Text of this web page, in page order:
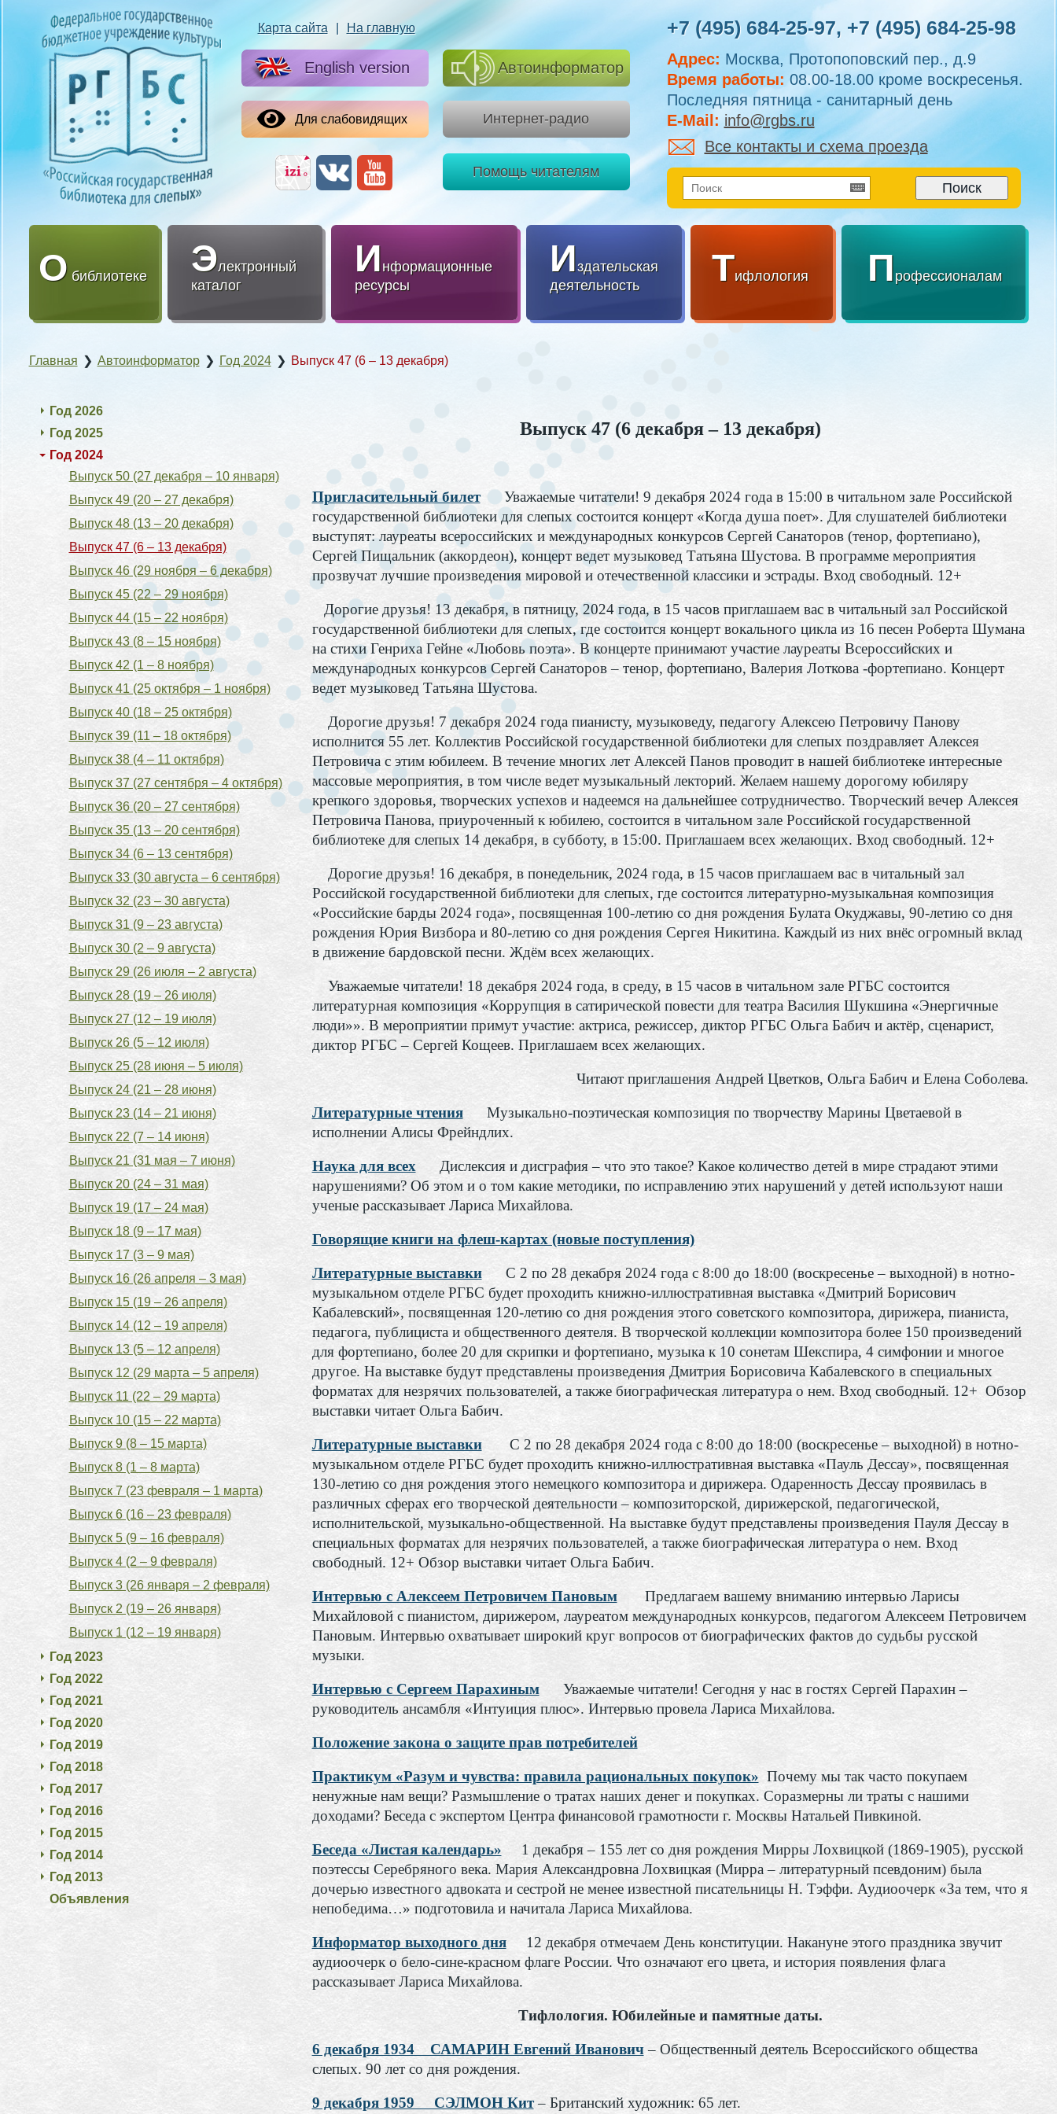
Карта сайта На главную
English version
Для слабовидящих
Автоинформатор
Интернет-радио
Помощь читателям
+7 (495) 684-25-97, +7 (495) 684-25-98
Адрес: Москва, Протопоповский пер., д.9
Время работы: 08.00-18.00 кроме воскресенья.
Последняя пятница - санитарный день
E-Mail: info@rgbs.ru
Все контакты и схема проезда
О библиотеке Электронный
каталог
Информационные
ресурсы
Издательская
деятельность
Тифлология Профессионалам
Главная ❯ Автоинформатор ❯ Год 2024 ❯ Выпуск 47 (6 – 13 декабря)
Выпуск 47 (6 декабря – 13 декабря)
Пригласительный билет
Уважаемые читатели! 9 декабря 2024 года в 15:00 в читальном зале Российской
государственной библиотеки для слепых состоится концерт «Когда душа поет». Для слушателей библиотеки
выступят: лауреаты всероссийских и международных конкурсов Сергей Санаторов (тенор, фортепиано),
Сергей Пищальник (аккордеон), концерт ведет музыковед Татьяна Шустова. В программе мероприятия
прозвучат лучшие произведения мировой и отечественной классики и эстрады. Вход свободный. 12+
Дорогие друзья! 13 декабря, в пятницу, 2024 года, в 15 часов приглашаем вас в читальный зал Российской
государственной библиотеки для слепых, где состоится концерт вокального цикла из 16 песен Роберта Шумана
на стихи Генриха Гейне «Любовь поэта». В концерте принимают участие лауреаты Всероссийских и
международных конкурсов Сергей Санаторов – тенор, фортепиано, Валерия Лоткова -фортепиано. Концерт
ведет музыковед Татьяна Шустова.
Дорогие друзья! 7 декабря 2024 года пианисту, музыковеду, педагогу Алексею Петровичу Панову
исполнится 55 лет. Коллектив Российской государственной библиотеки для слепых поздравляет Алексея
Петровича с этим юбилеем. В течение многих лет Алексей Панов проводит в нашей библиотеке интересные
массовые мероприятия, в том числе ведет музыкальный лекторий. Желаем нашему дорогому юбиляру
крепкого здоровья, творческих успехов и надеемся на дальнейшее сотрудничество. Творческий вечер Алексея
Петровича Панова, приуроченный к юбилею, состоится в читальном зале Российской государственной
библиотеке для слепых 14 декабря, в субботу, в 15:00. Приглашаем всех желающих. Вход свободный. 12+
Дорогие друзья! 16 декабря, в понедельник, 2024 года, в 15 часов приглашаем вас в читальный зал
Российской государственной библиотеки для слепых, где состоится литературно-музыкальная композиция
«Российские барды 2024 года», посвященная 100-летию со дня рождения Булата Окуджавы, 90-летию со дня
рождения Юрия Визбора и 80-летию со дня рождения Сергея Никитина. Каждый из них внёс огромный вклад
в движение бардовской песни. Ждём всех желающих.
Уважаемые читатели! 18 декабря 2024 года, в среду, в 15 часов в читальном зале РГБС состоится
литературная композиция «Коррупция в сатирической повести для театра Василия Шукшина «Энергичные
люди»». В мероприятии примут участие: актриса, режиссер, диктор РГБС Ольга Бабич и актёр, сценарист,
диктор РГБС – Сергей Кощеев. Приглашаем всех желающих.
Читают приглашения Андрей Цветков, Ольга Бабич и Елена Соболева.
Литературные чтения
Музыкально-поэтическая композиция по творчеству Марины Цветаевой в
исполнении Алисы Фрейндлих.
Наука для всех
Дислексия и дисграфия – что это такое? Какое количество детей в мире страдают этими
нарушениями? Об этом и о том какие методики, по исправлению этих нарушений у детей используют наши
ученые рассказывает Лариса Михайлова.
Говорящие книги на флеш-картах (новые поступления)
Литературные выставки
С 2 по 28 декабря 2024 года с 8:00 до 18:00 (воскресенье – выходной) в нотно-
музыкальном отделе РГБС будет проходить книжно-иллюстративная выставка «Дмитрий Борисович
Кабалевский», посвященная 120-летию со дня рождения этого советского композитора, дирижера, пианиста,
педагога, публициста и общественного деятеля. В творческой коллекции композитора более 150 произведений
для фортепиано, более 20 для скрипки и фортепиано, музыка к 10 сонетам Шекспира, 4 симфонии и многое
другое. На выставке будут представлены произведения Дмитрия Борисовича Кабалевского в специальных
форматах для незрячих пользователей, а также биографическая литература о нем. Вход свободный. 12+ Обзор
выставки читает Ольга Бабич.
Литературные выставки
С 2 по 28 декабря 2024 года с 8:00 до 18:00 (воскресенье – выходной) в нотно-
музыкальном отделе РГБС будет проходить книжно-иллюстративная выставка «Пауль Дессау», посвященная
130-летию со дня рождения этого немецкого композитора и дирижера. Одаренность Дессау проявилась в
различных сферах его творческой деятельности – композиторской, дирижерской, педагогической,
исполнительской, музыкально-общественной. На выставке будут представлены произведения Пауля Дессау в
специальных форматах для незрячих пользователей, а также биографическая литература о нем. Вход
свободный. 12+ Обзор выставки читает Ольга Бабич.
Интервью с Алексеем Петровичем ПановымПредлагаем вашему вниманию интервью Ларисы
Михайловой с пианистом, дирижером, лауреатом международных конкурсов, педагогом Алексеем Петровичем
Пановым. Интервью охватывает широкий круг вопросов от биографических фактов до судьбы русской
музыки.
Интервью с Сергеем ПарахинымУважаемые читатели! Сегодня у нас в гостях Сергей Парахин –
руководитель ансамбля «Интуиция плюс». Интервью провела Лариса Михайлова.
Положение закона о защите прав потребителей
Практикум «Разум и чувства: правила рациональных покупок» Почему мы так часто покупаем
ненужные нам вещи? Размышление о тратах наших денег и покупках. Соразмерны ли траты с нашими
доходами? Беседа с экспертом Центра финансовой грамотности г. Москвы Натальей Пивкиной.
Беседа «Листая календарь» 1 декабря – 155 лет со дня рождения Мирры Лохвицкой (1869-1905), русской
поэтессы Серебряного века. Мария Александровна Лохвицкая (Мирра – литературный псевдоним) была
дочерью известного адвоката и сестрой не менее известной писательницы Н. Тэффи. Аудиоочерк «За тем, что я
непобедима…» подготовила и начитала Лариса Михайлова.
Информатор выходного дня
12 декабря отмечаем День конституции. Накануне этого праздника звучит
аудиоочерк о бело-сине-красном флаге России. Что означают его цвета, и история появления флага
рассказывает Лариса Михайлова.
Тифлология. Юбилейные и памятные даты.
6 декабря 1934 САМАРИН Евгений Иванович– Общественный деятель Всероссийского общества
слепых. 90 лет со дня рождения.
9 декабря 1959 СЭЛМОН Кит– Британский художник: 65 лет.
Год 2026
Год 2025
Год 2024
Выпуск 50 (27 декабря – 10 января)
Выпуск 49 (20 – 27 декабря)
Выпуск 48 (13 – 20 декабря)
Выпуск 47 (6 – 13 декабря)
Выпуск 46 (29 ноября – 6 декабря)
Выпуск 45 (22 – 29 ноября)
Выпуск 44 (15 – 22 ноября)
Выпуск 43 (8 – 15 ноября)
Выпуск 42 (1 – 8 ноября)
Выпуск 41 (25 октября – 1 ноября)
Выпуск 40 (18 – 25 октября)
Выпуск 39 (11 – 18 октября)
Выпуск 38 (4 – 11 октября)
Выпуск 37 (27 сентября – 4 октября)
Выпуск 36 (20 – 27 сентября)
Выпуск 35 (13 – 20 сентября)
Выпуск 34 (6 – 13 сентября)
Выпуск 33 (30 августа – 6 сентября)
Выпуск 32 (23 – 30 августа)
Выпуск 31 (9 – 23 августа)
Выпуск 30 (2 – 9 августа)
Выпуск 29 (26 июля – 2 августа)
Выпуск 28 (19 – 26 июля)
Выпуск 27 (12 – 19 июля)
Выпуск 26 (5 – 12 июля)
Выпуск 25 (28 июня – 5 июля)
Выпуск 24 (21 – 28 июня)
Выпуск 23 (14 – 21 июня)
Выпуск 22 (7 – 14 июня)
Выпуск 21 (31 мая – 7 июня)
Выпуск 20 (24 – 31 мая)
Выпуск 19 (17 – 24 мая)
Выпуск 18 (9 – 17 мая)
Выпуск 17 (3 – 9 мая)
Выпуск 16 (26 апреля – 3 мая)
Выпуск 15 (19 – 26 апреля)
Выпуск 14 (12 – 19 апреля)
Выпуск 13 (5 – 12 апреля)
Выпуск 12 (29 марта – 5 апреля)
Выпуск 11 (22 – 29 марта)
Выпуск 10 (15 – 22 марта)
Выпуск 9 (8 – 15 марта)
Выпуск 8 (1 – 8 марта)
Выпуск 7 (23 февраля – 1 марта)
Выпуск 6 (16 – 23 февраля)
Выпуск 5 (9 – 16 февраля)
Выпуск 4 (2 – 9 февраля)
Выпуск 3 (26 января – 2 февраля)
Выпуск 2 (19 – 26 января)
Выпуск 1 (12 – 19 января)
Год 2023
Год 2022
Год 2021
Год 2020
Год 2019
Год 2018
Год 2017
Год 2016
Год 2015
Год 2014
Год 2013
Объявления